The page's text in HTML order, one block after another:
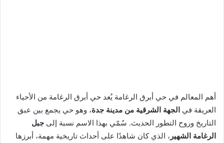
أهم المعالم في حي أبرق الرغامة يُعد حي أبرق الرغامة من الأحياء
العريقة في الجهة الشرقية من مدينة جدة، وهو حي يجمع بين عبق
التاريخ وروح التطور الحديث. سُمّي بهذا الاسم نسبة إلى جبل
الرغامة الشهير ، الذي كان شاهدًا على أحداث تاريخية مهمة، أبرزها